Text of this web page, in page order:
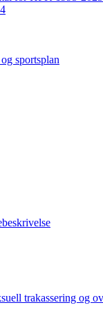
sportsplan
trakassering og